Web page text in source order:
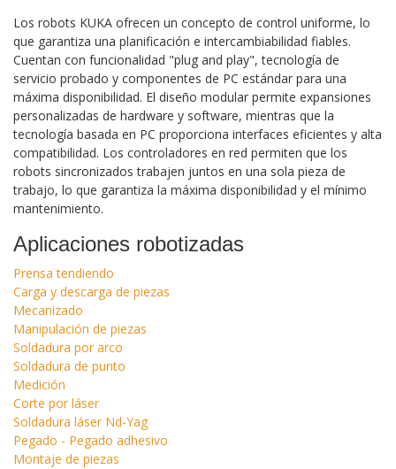
Los robots KUKA ofrecen un concepto de control uniforme, lo
que garantiza una planificación e intercambiabilidad fiables.
Cuentan con funcionalidad "plug and play", tecnología de
servicio probado y componentes de PC estándar para una
máxima disponibilidad. El diseño modular permite expansiones
personalizadas de hardware y software, mientras que la
tecnología basada en PC proporciona interfaces eficientes y alta
compatibilidad. Los controladores en red permiten que los
robots sincronizados trabajen juntos en una sola pieza de
trabajo, lo que garantiza la máxima disponibilidad y el mínimo
mantenimiento.
Aplicaciones robotizadas
Prensa tendiendo
Carga y descarga de piezas
Mecanizado
Manipulación de piezas
Soldadura por arco
Soldadura de punto
Medición
Corte por láser
Soldadura láser Nd-Yag
Pegado - Pegado adhesivo
Montaje de piezas